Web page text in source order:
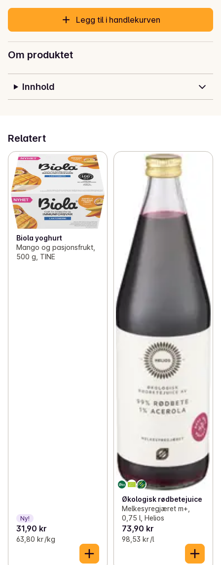
Legg til i handlekurven
Om produktet
Innhold
Relatert
Biola yoghurt
Mango og pasjonsfrukt,
500 g, TINE
Ny!
31,90 kr
63,80 kr /kg
Økologisk rødbetejuice
Melkesyregjæret m+,
0,75 l, Helios
73,90 kr
98,53 kr /l